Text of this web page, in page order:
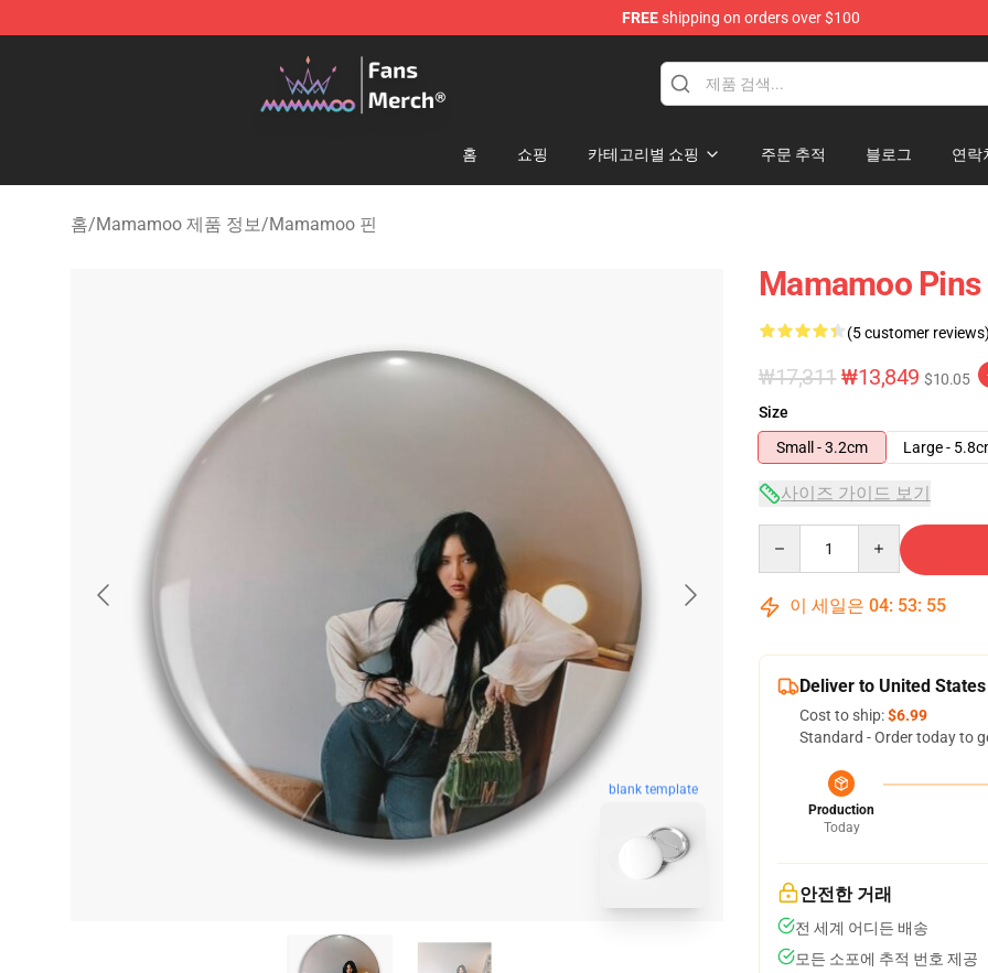
FREEshipping on orders over $100
Mamamoo Store - Official Mamamoo Merchandise Shop
홈 쇼핑 카테고리별 쇼핑 주문 추적 블로그 연락
홈/Mamamoo 제품 정보/Mamamoo 핀
blank template
Mamamoo Pins
(5 customer
₩17,311 ₩13,849 $10.05
Size
Small - 3.2cm
Large -
사이즈 가이드 보기
이 세일은 04: 53: 54
Deliver to United States
Cost to ship:$6.99
Standard - Order today to
Production
Today
안전한 거래
전 세계 어디든 배송
모든 소포에 추적 번호 제공